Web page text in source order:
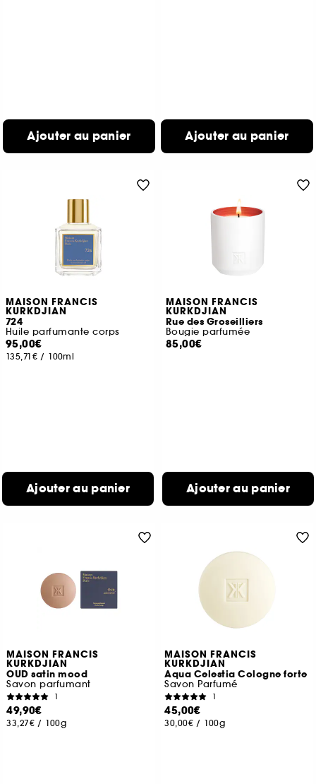
Ajouter au panier Ajouter au panier
MAISON FRANCIS
KURKDJIAN
724
Huile parfumante corps
95,00€
135,71€ / 100ml
Ajouter au panier
MAISON FRANCIS
KURKDJIAN
Rue des Groseilliers
Bougie parfumée
85,00€
Ajouter au panier
MAISON FRANCIS
KURKDJIAN
OUD satin mood
Savon parfumant
1
49,90€
33,27€ / 100g
MAISON FRANCIS
KURKDJIAN
Aqua Celestia Cologne forte
Savon Parfumé
1
45,00€
30,00€ / 100g